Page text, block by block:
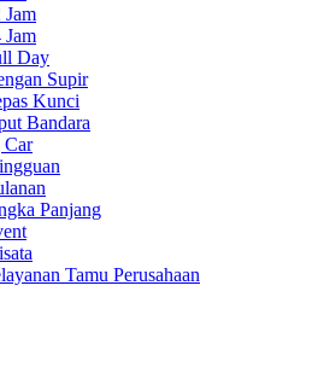
Day
Supir
Kunci
Bandara
Car
Panjang
Tamu Perusahaan